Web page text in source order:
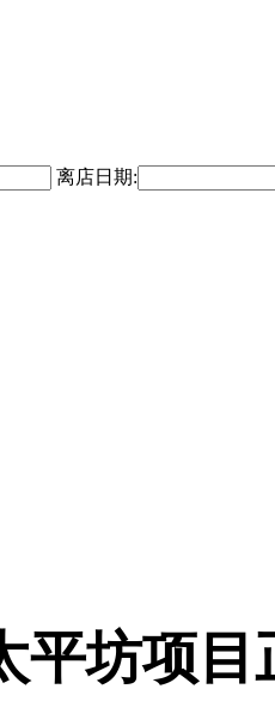
离店日期:
平坊项目